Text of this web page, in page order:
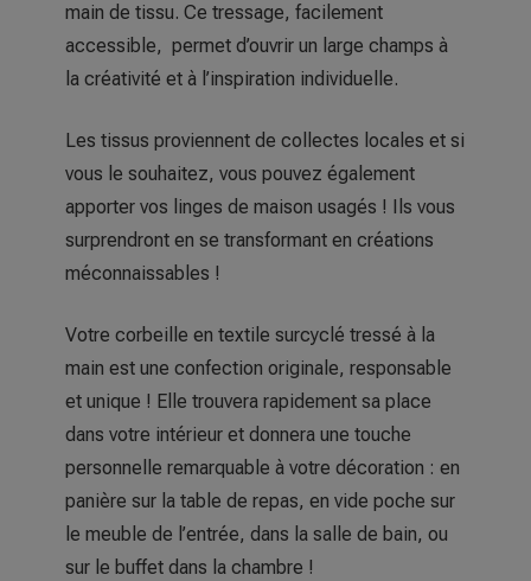
main de tissu. Ce tressage, facilement
accessible, permet d’ouvrir un large champs à
la créativité et à l’inspiration individuelle.
Les tissus proviennent de collectes locales et si
vous le souhaitez, vous pouvez également
apporter vos linges de maison usagés ! Ils vous
surprendront en se transformant en créations
méconnaissables !
Votre corbeille en textile surcyclé tressé à la
main est une confection originale, responsable
et unique ! Elle trouvera rapidement sa place
dans votre intérieur et donnera une touche
personnelle remarquable à votre décoration : en
panière sur la table de repas, en vide poche sur
le meuble de l’entrée, dans la salle de bain, ou
sur le buffet dans la chambre !